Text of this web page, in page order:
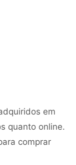
em
quanto online.
comprar